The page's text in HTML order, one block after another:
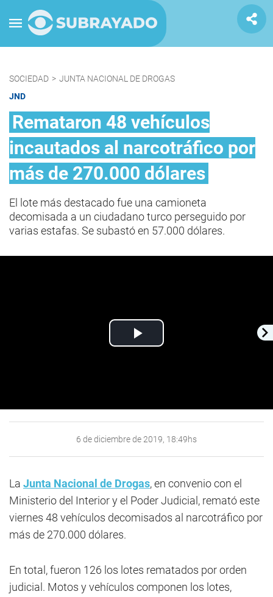
SOCIEDAD > JUNTA NACIONAL DE DROGAS
JND
Remataron 48 vehículos
incautados al narcotráfico por
más de 270.000 dólares
El lote más destacado fue una camioneta
decomisada a un ciudadano turco perseguido por
varias estafas. Se subastó en 57.000 dólares.
Play
6 de diciembre de 2019, 18:49hs
La Junta Nacional de Drogas, en convenio con el
Ministerio del Interior y el Poder Judicial, remató este
viernes 48 vehículos decomisados al narcotráfico por
más de 270.000 dólares.
En total, fueron 126 los lotes rematados por orden
judicial. Motos y vehículos componen los lotes,